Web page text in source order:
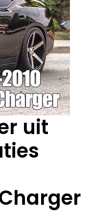
uit